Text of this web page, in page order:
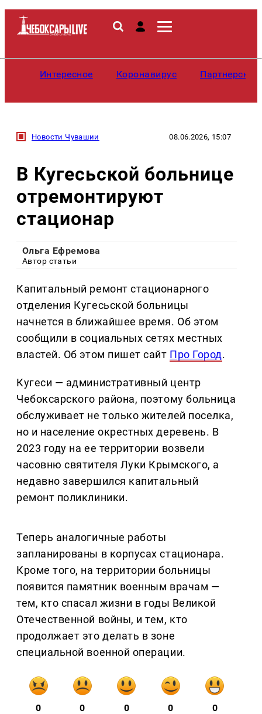
Интересное Коронавирус
Новости Чувашии 08.06.2026, 15:07
В Кугесьской больнице
отремонтируют
стационар
Ольга Ефремова
Автор статьи
Капитальный ремонт стационарного
отделения Кугесьской больницы
начнется в ближайшее время. Об этом
сообщили в социальных сетях местных
властей. Об этом пишет сайт Про Город.
Кугеси — административный центр
Чебоксарского района, поэтому больница
обслуживает не только жителей поселка,
но и население окрестных деревень. В
2023 году на ее территории возвели
часовню святителя Луки Крымского, а
недавно завершился капитальный
ремонт поликлиники.
Теперь аналогичные работы
запланированы в корпусах стационара.
Кроме того, на территории больницы
появится памятник военным врачам —
тем, кто спасал жизни в годы Великой
Отечественной войны, и тем, кто
продолжает это делать в зоне
специальной военной операции.
0 0 0 0 0